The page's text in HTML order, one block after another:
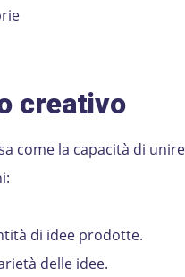
creativo
come la capacità di
di idee prodotte.
delle idee.